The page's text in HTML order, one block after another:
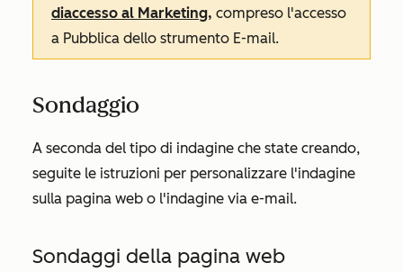
diaccesso al Marketing, compreso l'accesso
a Pubblica dello strumento E-mail.
Sondaggio
A seconda del tipo di indagine che state creando,
seguite le istruzioni per personalizzare l'indagine
sulla pagina web o l'indagine via e-mail.
Sondaggi della pagina web